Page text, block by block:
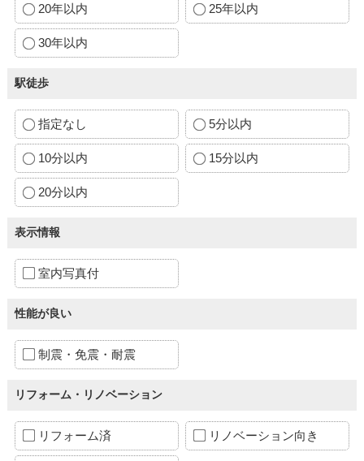
20年以内 25年以内
30年以内
駅徒歩
指定なし 5分以内
10分以内 15分以内
20分以内
表示情報
室内写真付
性能が良い
制震・免震・耐震
リフォーム・リノベーション
リフォーム済 リノベーション向き